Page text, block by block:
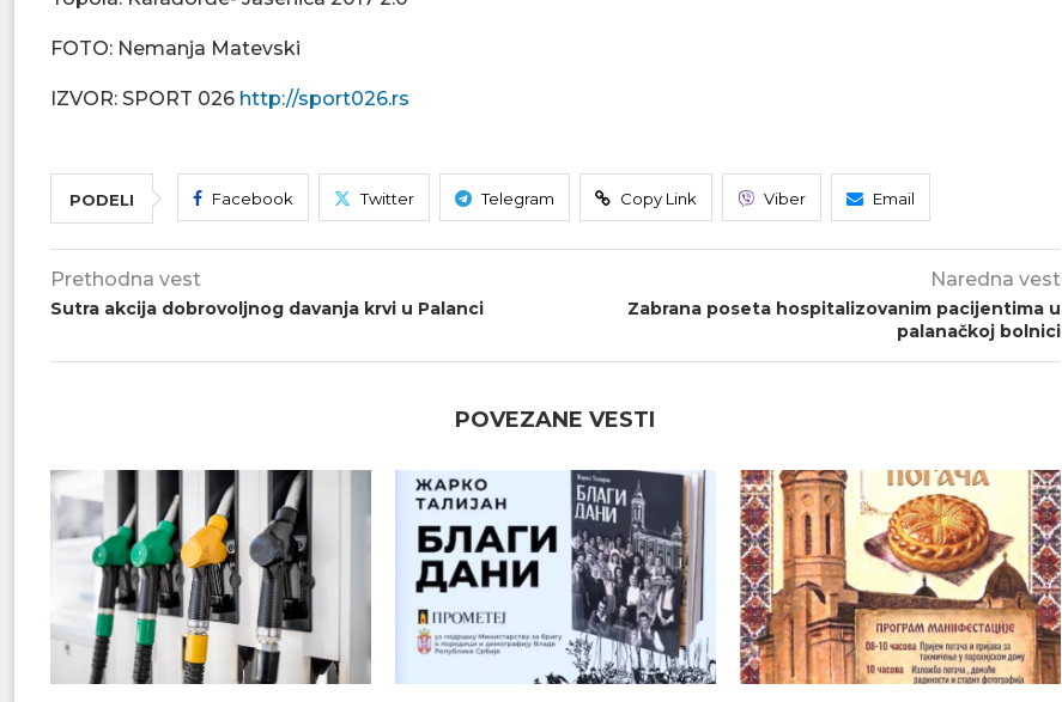
FOTO: Nemanja Matevski
IZVOR: SPORT 026 http://sport026.rs
PODELI Facebook Twitter Telegram Copy Link Viber Email
Prethodna vest
Sutra akcija dobrovoljnog davanja krvi u Palanci
Naredna vest
Zabrana poseta hospitalizovanim pacijentima u
palanačkoj bolnici
POVEZANE VESTI